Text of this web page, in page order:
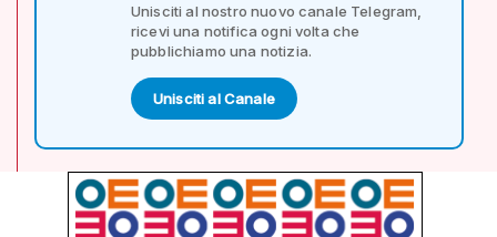
Unisciti al nostro nuovo canale Telegram,
ricevi una notifica ogni volta che
pubblichiamo una notizia.
Unisciti al Canale